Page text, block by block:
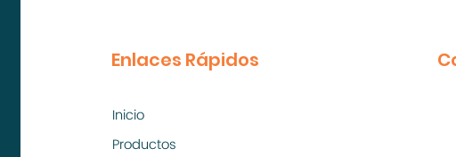
Enlaces Rápidos
Inicio
Productos